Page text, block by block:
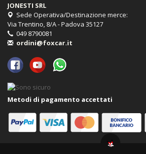
JONESTI SRL
Sede Operativa/Destinazione merce:
Via Trentino, 8/A - Padova 35127
049 8790081
ordini@foxcar.it
Metodi di pagamento accettati